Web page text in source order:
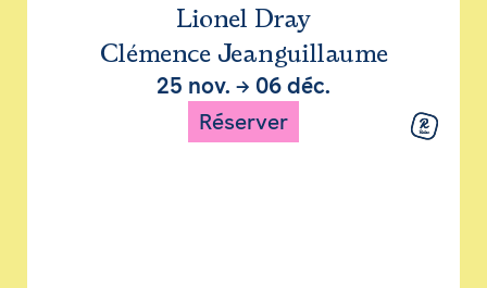
Lionel Dray
Clémence Jeanguillaume
25 nov. → 06 déc.
Réserver